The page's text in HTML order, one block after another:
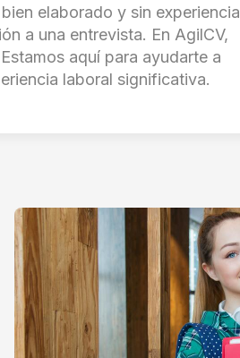
elaborado y sin experiencia
a una entrevista. En AgilCV,
aquí para ayudarte a
laboral significativa.